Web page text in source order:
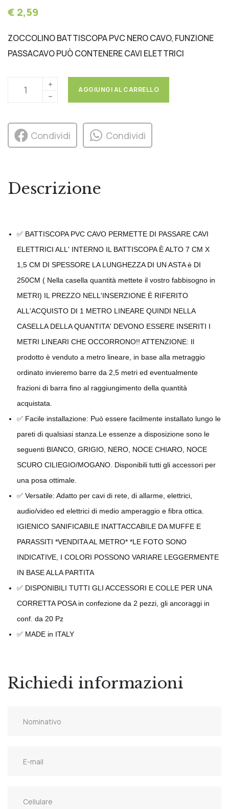
€ 2,59
ZOCCOLINO BATTISCOPA PVC NERO CAVO, FUNZIONE
PASSACAVO PUÒ CONTENERE CAVI ELETTRICI
AGGIUNGI AL CARRELLO
Condividi Condividi
Descrizione
✅ BATTISCOPA PVC CAVO PERMETTE DI PASSARE CAVI
ELETTRICI ALL' INTERNO IL BATTISCOPA È ALTO 7 CM X
1,5 CM DI SPESSORE LA LUNGHEZZA DI UN ASTA è DI
250CM ( Nella casella quantità mettete il vostro fabbisogno in
METRI) IL PREZZO NELL'INSERZIONE È RIFERITO
ALL'ACQUISTO DI 1 METRO LINEARE QUINDI NELLA
CASELLA DELLA QUANTITA' DEVONO ESSERE INSERITI I
METRI LINEARI CHE OCCORRONO!! ATTENZIONE: Il
prodotto è venduto a metro lineare, in base alla metraggio
ordinato invieremo barre da 2,5 metri ed eventualmente
frazioni di barra fino al raggiungimento della quantità
acquistata.
✅ Facile installazione: Può essere facilmente installato lungo le
pareti di qualsiasi stanza.Le essenze a disposizione sono le
seguenti BIANCO, GRIGIO, NERO, NOCE CHIARO, NOCE
SCURO CILIEGIO/MOGANO. Disponibili tutti gli accessori per
una posa ottimale.
✅ Versatile: Adatto per cavi di rete, di allarme, elettrici,
audio/video ed elettrici di medio amperaggio e fibra ottica.
IGIENICO SANIFICABILE INATTACCABILE DA MUFFE E
PARASSITI *VENDITA AL METRO* *LE FOTO SONO
INDICATIVE, I COLORI POSSONO VARIARE LEGGERMENTE
IN BASE ALLA PARTITA
✅ DISPONIBILI TUTTI GLI ACCESSORI E COLLE PER UNA
CORRETTA POSA in confezione da 2 pezzi, gli ancoraggi in
conf. da 20 Pz
✅ MADE in ITALY
Richiedi informazioni